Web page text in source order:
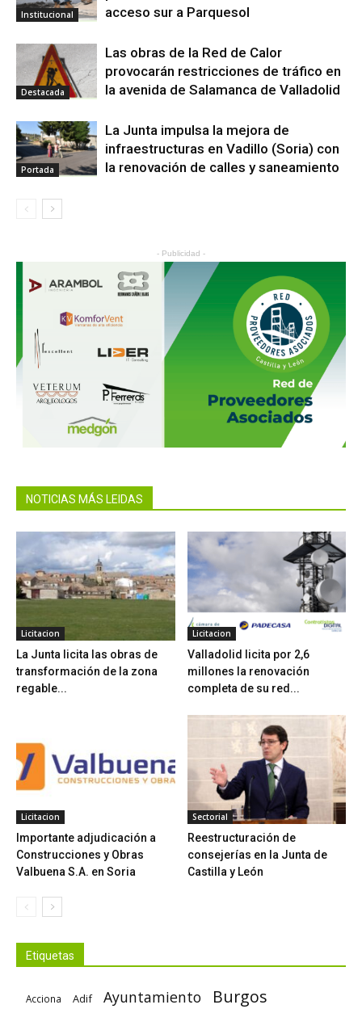
Institucional
acceso sur a Parquesol
Destacada
Las obras de la Red de Calor
provocarán restricciones de tráfico en
la avenida de Salamanca de Valladolid
Portada
La Junta impulsa la mejora de
infraestructuras en Vadillo (Soria) con
la renovación de calles y saneamiento
- Publicidad -
NOTICIAS MÁS LEIDAS
Licitacion
La Junta licita las obras de
transformación de la zona
regable...
Licitacion
Valladolid licita por 2,6
millones la renovación
completa de su red...
Licitacion
Importante adjudicación a
Construcciones y Obras
Valbuena S.A. en Soria
Sectorial
Reestructuración de
consejerías en la Junta de
Castilla y León
Etiquetas
Acciona Adif Ayuntamiento
Burgos